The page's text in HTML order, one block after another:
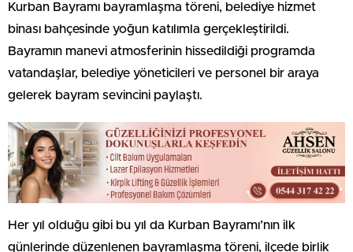
Kurban Bayramı bayramlaşma töreni, belediye hizmet
binası bahçesinde yoğun katılımla gerçekleştirildi.
Bayramın manevi atmosferinin hissedildiği programda
vatandaşlar, belediye yöneticileri ve personel bir araya
gelerek bayram sevincini paylaştı.
Her yıl olduğu gibi bu yıl da Kurban Bayramı’nın ilk
günlerinde düzenlenen bayramlaşma töreni, ilçede birlik